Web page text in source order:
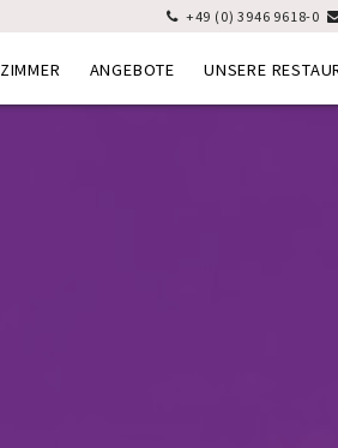
 +49 (0) 3946 9618-0
ZIMMER ANGEBOTE UNSERE